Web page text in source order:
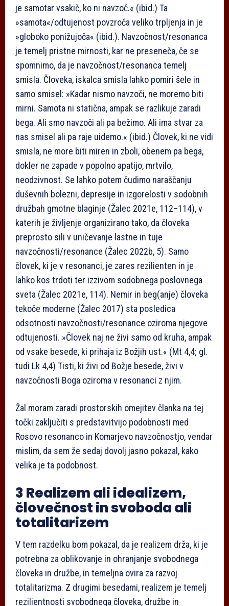
je samotar vsakič, ko ni navzoč.« (ibid.) Ta
»samota«/odtujenost povzroča veliko trpljenja in je
»globoko ponižujoča« (ibid.). Navzočnost/resonanca
je temelj pristne mirnosti, kar ne preseneča, če se
spomnimo, da je navzočnost/resonanca temelj
smisla. Človeka, iskalca smisla lahko pomiri šele in
samo smisel: »Kadar nismo navzoči, ne moremo biti
mirni. Samota ni statična, ampak se razlikuje zaradi
bega. Ali smo navzoči ali pa bežimo. Ali ima stvar za
nas smisel ali pa raje uidemo.« (ibid.) Človek, ki ne vidi
smisla, ne more biti miren in zboli, obenem pa bega,
dokler ne zapade v popolno apatijo, mrtvilo,
neodzivnost. Se lahko potem čudimo naraščanju
duševnih bolezni, depresije in izgorelosti v sodobnih
družbah gmotne blaginje (Žalec 2021e, 112–114), v
katerih je življenje organizirano tako, da človeka
preprosto sili v uničevanje lastne in tuje
navzočnosti/resonance (Žalec 2022b, 5). Samo
človek, ki je v resonanci, je zares rezilienten in je
lahko kos trdoti ter izzivom sodobnega poslovnega
sveta (Žalec 2021e, 114). Nemir in beg(anje) človeka
tekoče moderne (Žalec 2017) sta posledica
odsotnosti navzočnosti/resonance oziroma njegove
odtujenosti. »Človek naj ne živi samo od kruha, ampak
od vsake besede, ki prihaja iz Božjih ust.« (Mt 4,4; gl.
tudi Lk 4,4) Tisti, ki živi od Božje besede, živi v
navzočnosti Boga oziroma v resonanci z njim.
Žal moram zaradi prostorskih omejitev članka na tej
točki zaključiti s predstavitvijo podobnosti med
Rosovo resonanco in Komarjevo navzočnostjo, vendar
mislim, da sem že sedaj dovolj jasno pokazal, kako
velika je ta podobnost.
3 Realizem ali idealizem,
človečnost in svoboda ali
totalitarizem
V tem razdelku bom pokazal, da je realizem drža, ki je
potrebna za oblikovanje in ohranjanje svobodnega
človeka in družbe, in temeljna ovira za razvoj
totalitarizma. Z drugimi besedami, realizem je temelj
rezilientnosti svobodnega človeka, družbe in